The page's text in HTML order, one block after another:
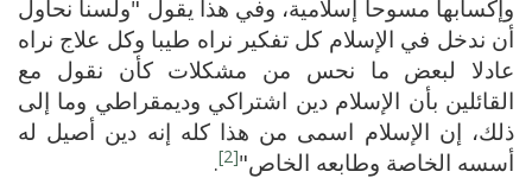
وإكسابها مسوحا إسلامية، وفي هذا يقول "ولسنا نحاول
أن ندخل في الإسلام كل تفكير نراه طيبا وكل علاج نراه
عادلا لبعض ما نحس من مشكلات كأن نقول مع
القائلين بأن الإسلام دين اشتراكي وديمقراطي وما إلى
ذلك، إن الإسلام اسمى من هذا كله إنه دين أصيل له
أسسه الخاصة وطابعه الخاص"[2]
.